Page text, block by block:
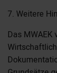
7. Weitere
Das